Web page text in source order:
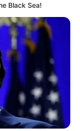
Black Sea!